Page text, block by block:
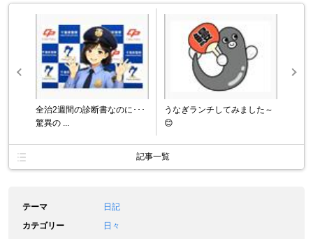
全治2週間の診断書なのに･･･
驚異の ...
うなぎランチしてみました～
😊
記事一覧
テーマ
日記
カテゴリー
日々